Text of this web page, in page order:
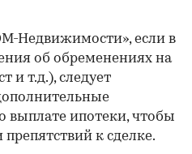
Недвижимости», если в
об обременениях на
и т.д.), следует
выплате ипотеки, чтобы
препятствий к сделке.